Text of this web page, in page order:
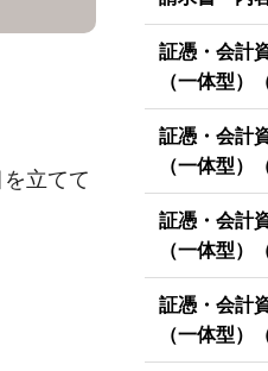
立てて
証憑・会計
（一体型）
証憑・会計
（一体型）
証憑・会計
（一体型）
証憑・会計
（一体型）